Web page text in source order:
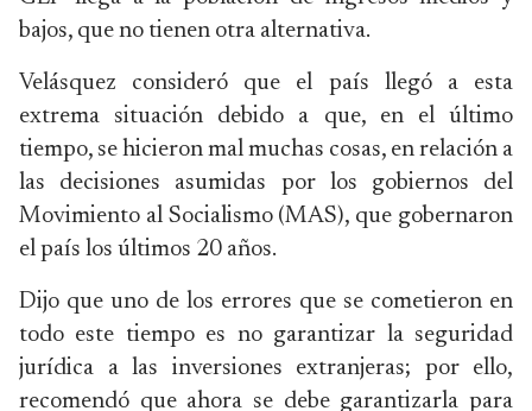
bajos, que no tienen otra alternativa.
Velásquez consideró que el país llegó a esta
extrema situación debido a que, en el último
tiempo, se hicieron mal muchas cosas, en relación a
las decisiones asumidas por los gobiernos del
Movimiento al Socialismo (MAS), que gobernaron
el país los últimos 20 años.
Dijo que uno de los errores que se cometieron en
todo este tiempo es no garantizar la seguridad
jurídica a las inversiones extranjeras; por ello,
recomendó que ahora se debe garantizarla para